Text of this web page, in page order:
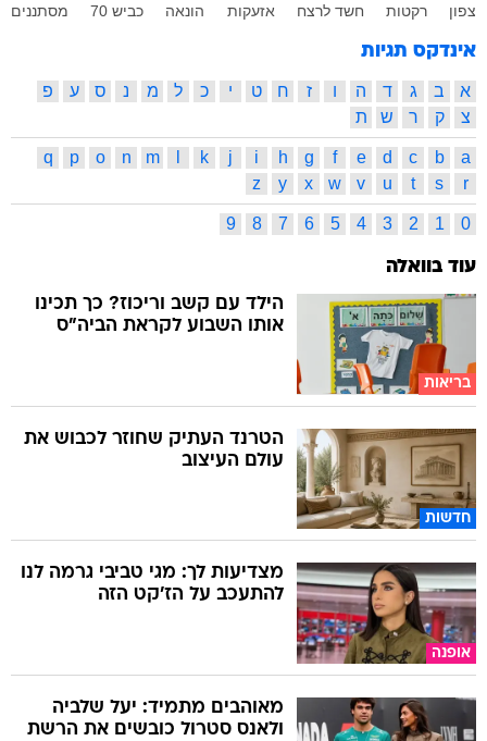
צפון
רקטות חשד לרצח אזעקות הונאה כביש 70 מסתננים
אינדקס תגיות
א ב ג ד ה ו ז ח ט י כ ל מ נ ס ע
פ
צ
ק ר ש ת
a
b
c
d
e
f
g
h
i
j
k
m
n
o
p
q
r
s
t
u
v
w
x
y
z
0
1
2
3
4
5
6
7
8
9
עוד בוואלה
בריאות
הילד עם קשב וריכוז? כך תכינו
אותו השבוע לקראת הביה"ס
חדשות
הטרנד העתיק שחוזר לכבוש את
עולם העיצוב
אופנה
מצדיעות לך: מגי טביבי גרמה לנו
להתעכב על הז'קט הזה
מאוהבים מתמיד: יעל שלביה
ולאנס סטרול כובשים את הרשת